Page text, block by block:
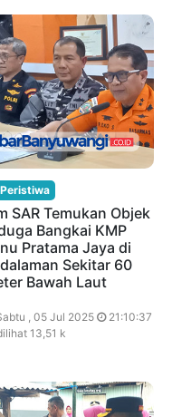
SAR Temukan Objek
Bangkai KMP
Pratama Jaya di
Sekitar 60
Bawah Laut
, 05 Jul 2025
21:10:37
13,51 k